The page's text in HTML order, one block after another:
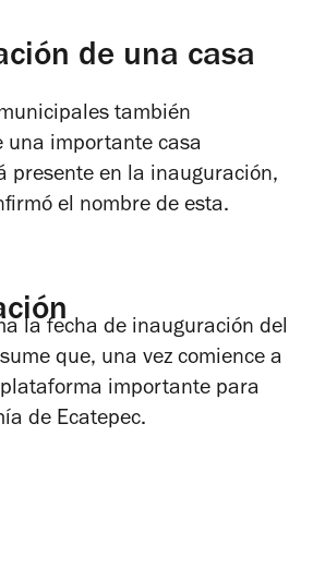
de una casa
también
una importante casa
presente en la inauguración,
el nombre de esta.
la fecha de inauguración del
que, una vez comience a
importante para
de Ecatepec.